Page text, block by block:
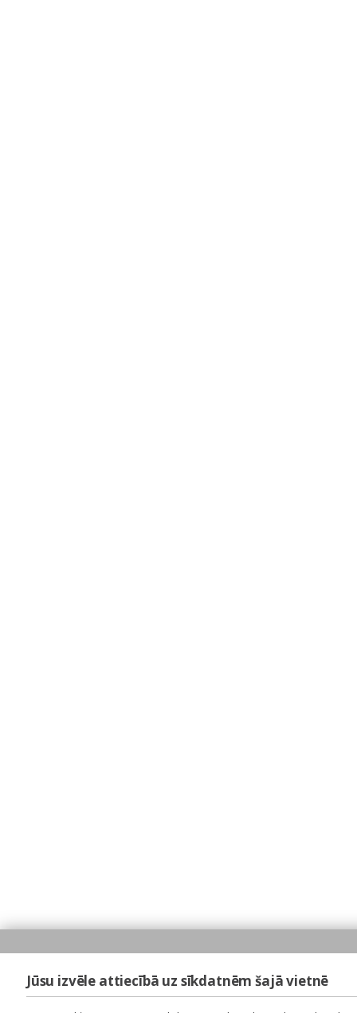
Jūsu izvēle attiecībā uz sīkdatnēm šajā vietnē